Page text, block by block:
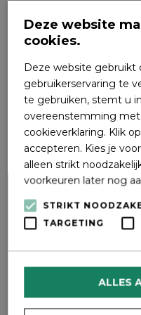
Fiets langs beken,
korenmolens en
afstapmomenten
de wind in de rug
van de molen’. De
Molen De Hoop in
op
code
Deze website
cookies.
Deze website gebruikt
gebruikerservaring te
te gebruiken, stemt u
overeenstemming met
cookieverklaring. Klik
accepteren. Kies je
alleen strikt
voorkeuren later nog
STRIKT
TARGETING
ALLES